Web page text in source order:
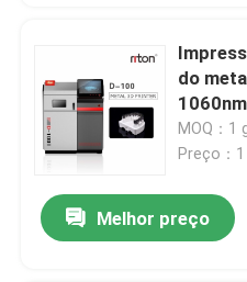
do
MOQ：1
Preço：1
Melhor preço